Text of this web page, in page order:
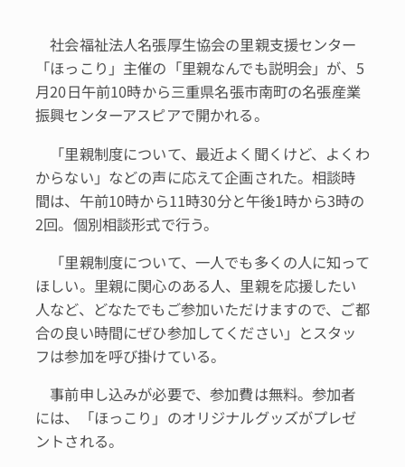
社会福祉法人名張厚生協会の里親支援センター
「ほっこり」主催の「里親なんでも説明会」が、5
月20日午前10時から三重県名張市南町の名張産業
振興センターアスピアで開かれる。
「里親制度について、最近よく聞くけど、よくわ
からない」などの声に応えて企画された。相談時
間は、午前10時から11時30分と午後1時から3時の
2回。個別相談形式で行う。
「里親制度について、一人でも多くの人に知って
ほしい。里親に関心のある人、里親を応援したい
人など、どなたでもご参加いただけますので、ご都
合の良い時間にぜひ参加してください」とスタッ
フは参加を呼び掛けている。
事前申し込みが必要で、参加費は無料。参加者
には、「ほっこり」のオリジナルグッズがプレゼ
ントされる。